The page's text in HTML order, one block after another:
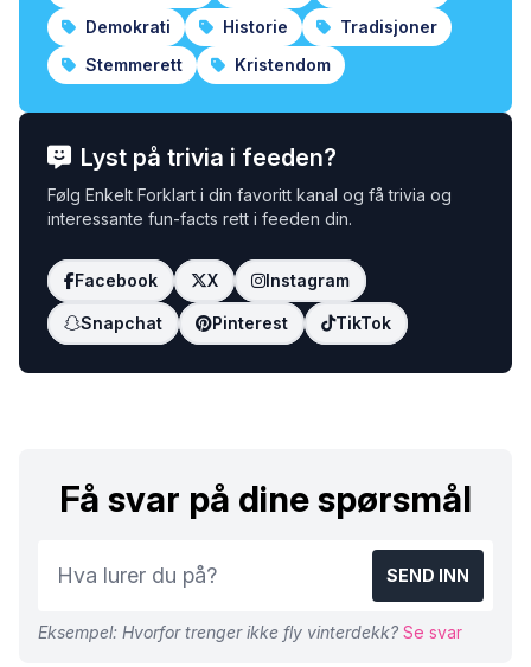
Demokrati
Historie
Tradisjoner
Stemmerett
Kristendom
Lyst på trivia i feeden?
Følg Enkelt Forklart i din favoritt kanal og få trivia og
interessante fun-facts rett i feeden din.
Facebook X Instagram
Snapchat Pinterest TikTok
Få svar på dine spørsmål
SEND INN
Eksempel: Hvorfor trenger ikke fly vinterdekk? Se svar